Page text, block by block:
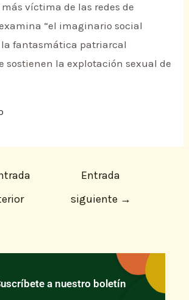
víctima de las redes de
“el imaginario social
la fantasmática patriarcal
sostienen la explotación sexual de
Entrada
siguiente →
a nuestro boletín